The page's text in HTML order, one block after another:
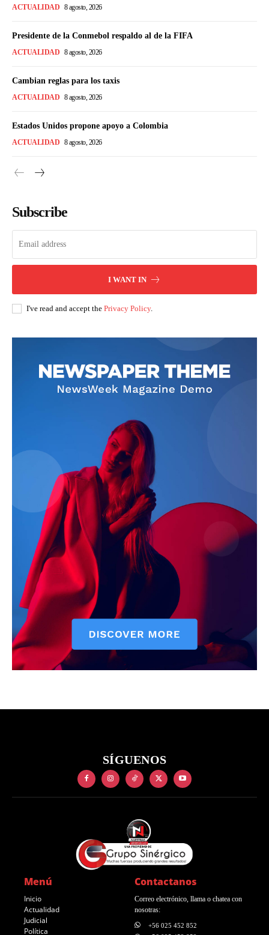
ACTUALIDAD 8 agosto, 2026
Presidente de la Conmebol respaldo al de la FIFA
ACTUALIDAD 8 agosto, 2026
Cambian reglas para los taxis
ACTUALIDAD 8 agosto, 2026
Estados Unidos propone apoyo a Colombia
ACTUALIDAD 8 agosto, 2026
Subscribe
I WANT IN
I've read and accept the Privacy Policy.
SÍGUENOS
Menú
Inicio
Actualidad
Judicial
Política
Contactanos
Correo electrónico, llama o chatea con
nosotras:
+56 025 452 852